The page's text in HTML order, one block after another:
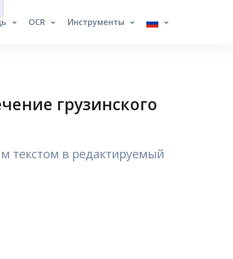
OCR Инструменты
грузинского
текстом в редактируемый